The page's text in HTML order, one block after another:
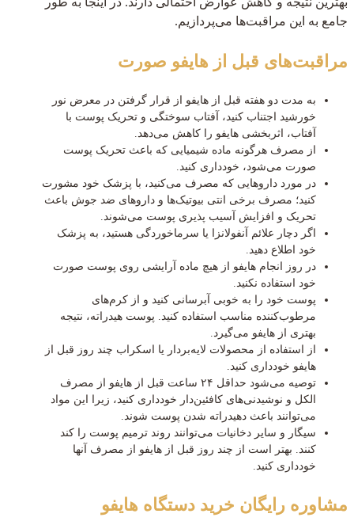
جامع به این مراقبت‌ها می‌پردازیم.
مراقبت‌های قبل از هایفو صورت
به مدت دو هفته قبل از هایفو از قرار گرفتن در معرض نور
خورشید اجتناب کنید، آفتاب سوختگی و تحریک پوست با
آفتاب، اثربخشی هایفو را کاهش می‌دهد.
از مصرف هرگونه ماده شیمیایی که باعث تحریک پوست
صورت می‌شود، خودداری کنید.
در مورد داروهایی که مصرف می‌کنید، با پزشک خود مشورت
کنید؛ مصرف برخی انتی بیوتیک‌ها و داروهای ضد جوش باعث
تحریک و افزایش آسیب پذیری پوست می‌شوند.
اگر دچار علائم آنفولانزا یا سرماخوردگی هستید، به پزشک
خود اطلاع دهید.
در روز انجام هایفو از هیچ ماده آرایشی روی پوست صورت
خود استفاده نکنید.
پوست خود را به خوبی آبرسانی کنید و از کرم‌های
مرطوب‌کننده مناسب استفاده کنید. پوست هیدراته، نتیجه
بهتری از هایفو می‌گیرد.
از استفاده از محصولات لایه‌بردار یا اسکراب چند روز قبل از
هایفو خودداری کنید.
توصیه می‌شود حداقل ۲۴ ساعت قبل از هایفو از مصرف
الکل و نوشیدنی‌های کافئین‌دار خودداری کنید، زیرا این مواد
می‌توانند باعث دهیدراته شدن پوست شوند.
سیگار و سایر دخانیات می‌توانند روند ترمیم پوست را کند
کنند. بهتر است از چند روز قبل از هایفو از مصرف آنها
خودداری کنید.
مشاوره رایگان خرید دستگاه هایفو